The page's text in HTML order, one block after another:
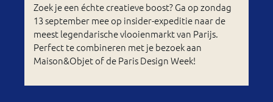
Zoek je een échte creatieve boost? Ga op zondag
13 september mee op insider-expeditie naar de
meest legendarische vlooienmarkt van Parijs.
Perfect te combineren met je bezoek aan
Maison&Objet of de Paris Design Week!